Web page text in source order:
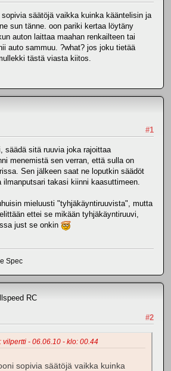
sopivia säätöjä vaikka kuinka kääntelisin ja
sun tänne. oon pariki kertaa löytäny
auton laittaa maahan renkailteen tai
auto sammuu. ?what? jos joku tietää
tästä viasta kiitos.
#1
säädä sitä ruuvia joka rajoittaa
menemistä sen verran, että sulla on
Sen jälkeen saat ne loputkin säädöt
ilmanputsari takasi kiinni kaasuttimeen.
mieluusti "tyhjäkäyntiruuvista", mutta
ettei se mikään tyhjäkäyntiruuvi,
just se onkin
Spec
RC
#2
vilpertti - 06.06.10 - klo: 00.44
sopivia säätöjä vaikka kuinka